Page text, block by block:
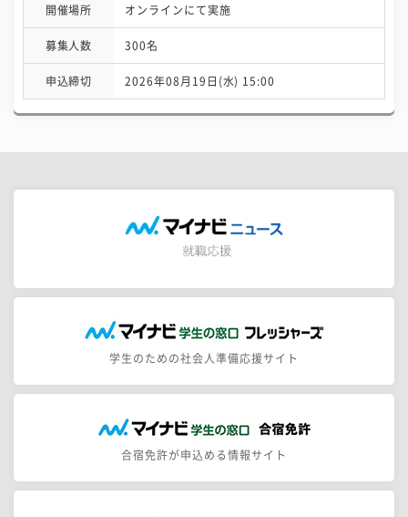
開催場所 オンラインにて実施
募集人数 300名
申込締切 2026年08月19日(水) 15:00
学生のための社会人準備応援サイト
合宿免許が申込める情報サイト